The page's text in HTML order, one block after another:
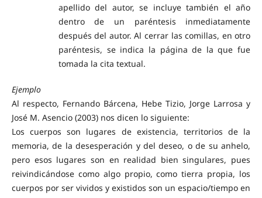
apellido del autor, se incluye también el año
dentro de un paréntesis inmediatamente
después del autor. Al cerrar las comillas, en otro
paréntesis, se indica la página de la que fue
tomada la cita textual.
Ejemplo
Al respecto, Fernando Bárcena, Hebe Tizio, Jorge Larrosa y
José M. Asencio (2003) nos dicen lo siguiente:
Los cuerpos son lugares de existencia, territorios de la
memoria, de la desesperación y del deseo, o de su anhelo,
pero esos lugares son en realidad bien singulares, pues
reivindicándose como algo propio, como tierra propia, los
cuerpos por ser vividos y existidos son un espacio/tiempo en